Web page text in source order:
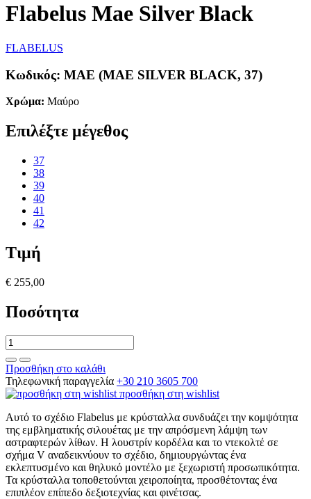
Flabelus Mae Silver Black
FLABELUS
Κωδικός: MAE (MAE SILVER BLACK, 37)
Χρώμα: Μαύρο
Επιλέξτε μέγεθος
37
38
39
40
41
42
Τιμή
€ 255,00
Ποσότητα
Προσθήκη στο καλάθι
Τηλεφωνική παραγγελία +30 210 3605 700
προσθήκη στη wishlist
Αυτό το σχέδιο Flabelus με κρύσταλλα συνδυάζει την κομψότητα
της εμβληματικής σιλουέτας με την απρόσμενη λάμψη των
αστραφτερών λίθων. Η λουστρίν κορδέλα και το ντεκολτέ σε
σχήμα V αναδεικνύουν το σχέδιο, δημιουργώντας ένα
εκλεπτυσμένο και θηλυκό μοντέλο με ξεχωριστή προσωπικότητα.
Τα κρύσταλλα τοποθετούνται χειροποίητα, προσθέτοντας ένα
επιπλέον επίπεδο δεξιοτεχνίας και φινέτσας.